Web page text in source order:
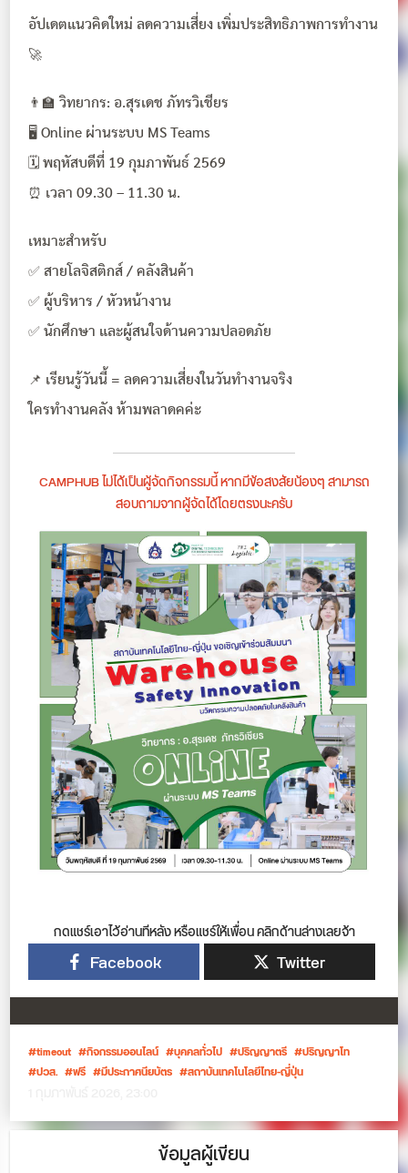
อัปเดตแนวคิดใหม่ ลดความเสี่ยง เพิ่มประสิทธิภาพการทำงาน
🚀
👨‍🏫 วิทยากร: อ.สุรเดช ภัทรวิเชียร
🖥 Online ผ่านระบบ MS Teams
🗓 พฤหัสบดีที่ 19 กุมภาพันธ์ 2569
⏰ เวลา 09.30 – 11.30 น.
เหมาะสำหรับ
✅ สายโลจิสติกส์ / คลังสินค้า
✅ ผู้บริหาร / หัวหน้างาน
✅ นักศึกษา และผู้สนใจด้านความปลอดภัย
📌 เรียนรู้วันนี้ = ลดความเสี่ยงในวันทำงานจริง
ใครทำงานคลัง ห้ามพลาดคค่ะ
CAMPHUB ไม่ได้เป็นผู้จัดกิจกรรมนี้ หากมีข้อสงสัยน้องๆ สามารถ
สอบถามจากผู้จัดได้โดยตรงนะครับ
กดแชร์เอาไว้อ่านทีหลัง หรือแชร์ให้เพื่อน คลิกด้านล่างเลยจ้า
Facebook Twitter
timeout กิจกรรมออนไลน์ บุคคลทั่วไป ปริญญาตรี
ปริญญาโท
ปวส.
ฟรี มีประกาศนียบัตร สถาบันเทคโนโลยีไทย-ญี่ปุ่น
ข้อมูลผู้เขียน